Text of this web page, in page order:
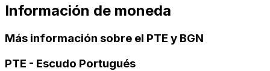
Información de moneda
Más información sobre el PTE y BGN
PTE - Escudo Portugués